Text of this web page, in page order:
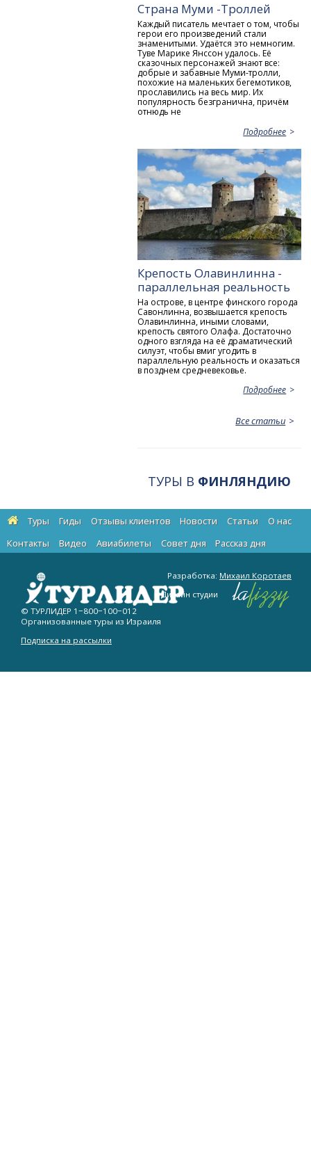
Страна Муми -Троллей
Каждый писатель мечтает о том, чтобы
герои его произведений стали
знаменитыми. Удаётся это немногим.
Туве Марике Янссон удалось. Её
сказочных персонажей знают все:
добрые и забавные Муми-тролли,
похожие на маленьких бегемотиков,
прославились на весь мир. Их
популярность безгранична, причём
отнюдь не
Подробнее
Крепость Олавинлинна -
параллельная реальность
На острове, в центре финского города
Савонлинна, возвышается крепость
Олавинлинна, иными словами,
крепость святого Олафа. Достаточно
одного взгляда на её драматический
силуэт, чтобы вмиг угодить в
параллельную реальность и оказаться
в позднем средневековье.
Подробнее
Все статьи
ТУРЫ В ФИНЛЯНДИЮ
Туры Гиды Отзывы клиентов Новости Статьи
О нас
Контакты
Видео Авиабилеты Cовет дня Рассказ дня
© ТУРЛИДЕР 1−800−100−012
Организованные туры из Израиля
Подписка на рассылки
Разработка: Михаил Коротаев
Дизайн студии